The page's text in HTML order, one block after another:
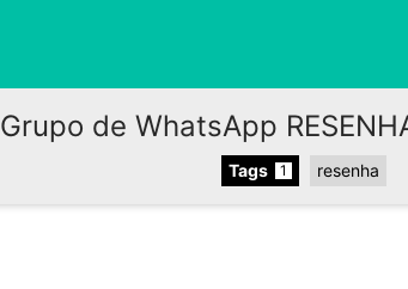
Grupo de WhatsApp
Tags 1 resenha